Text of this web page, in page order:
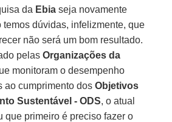
da Ebia seja novamente
temos dúvidas, infelizmente, que
não será um bom resultado.
pelasOrganizações da
monitoram o desempenho
ao cumprimento dos Objetivos
Sustentável - ODS, o atual
que primeiro é preciso fazer o